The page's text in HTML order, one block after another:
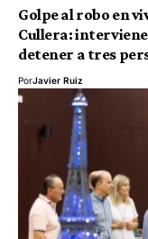
Golpe al robo en
Cullera:
detener a tres
PorJavier Ruiz